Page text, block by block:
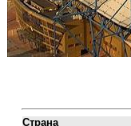
Страна